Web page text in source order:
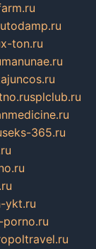
x-ton.ru
manunae.ru
splclub.ru
seks-365.ru
ykt.ru
porno.ru